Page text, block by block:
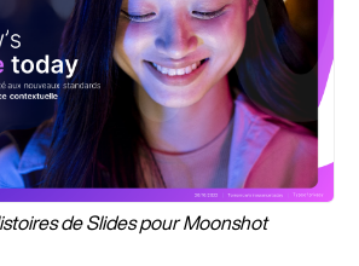
de Slides pour Moonshot